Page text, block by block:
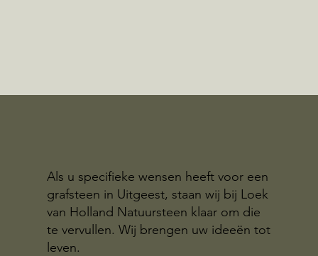
Als u specifieke wensen heeft voor een
grafsteen in Uitgeest, staan wij bij Loek
van Holland Natuursteen klaar om die
te vervullen. Wij brengen uw ideeën tot
leven.